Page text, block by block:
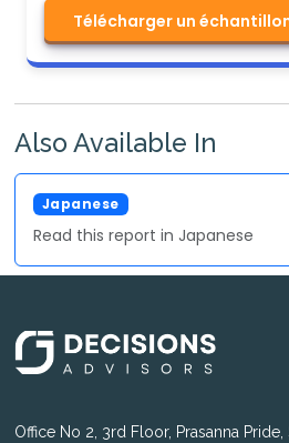
Télécharger un
Also Available In
Japanese
Read this report in Japanese
Office No 2, 3rd Floor, Prasanna Pride,